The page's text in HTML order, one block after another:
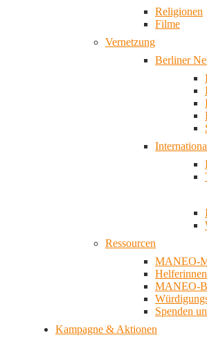
Religionen
Filme
Vernetzung
Berliner
Ressourcen
MANEO-
MANEO-
Spenden
Kampagne & Aktionen